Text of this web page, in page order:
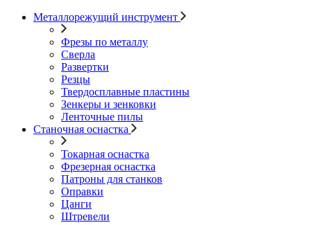
Металлорежущий инструмент
Фрезы по металлу
Сверла
Развертки
Резцы
Твердосплавные пластины
Зенкеры и зенковки
Ленточные пилы
Станочная оснастка
Токарная оснастка
Фрезерная оснастка
Патроны для станков
Оправки
Цанги
Штревели